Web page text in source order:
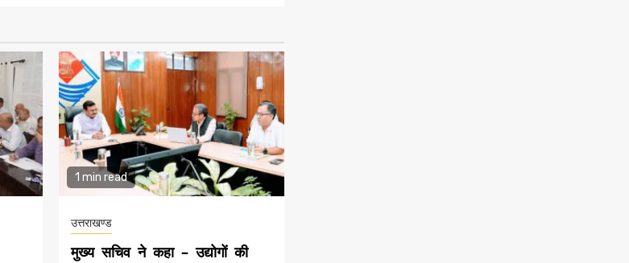
1 min read
उत्तराखण्ड
मुख्य सचिव ने कहा – उद्योगों की